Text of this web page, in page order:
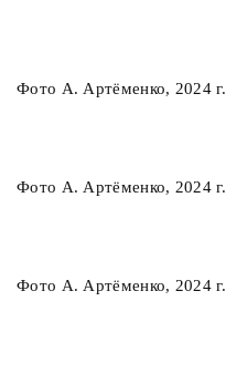
Фото А. Артёменко, 2024 г.
Фото А. Артёменко, 2024 г.
Фото А. Артёменко, 2024 г.